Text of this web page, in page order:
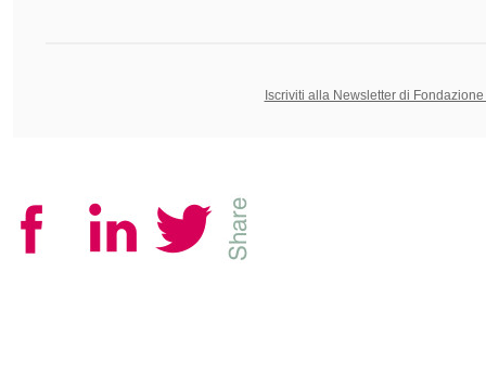
Iscriviti alla Newsletter di Fondazione